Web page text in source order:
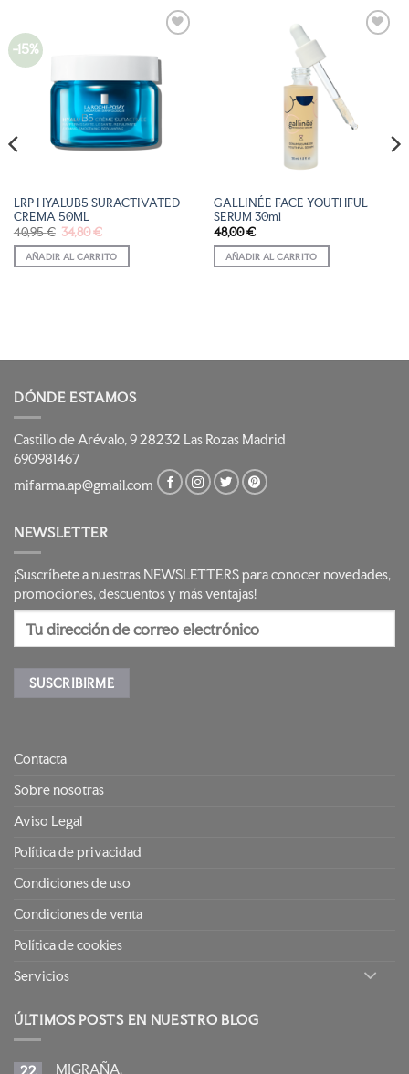
-15%
A LA
DE
LRP HYALUB5 SURACTIVATED
CREMA 50ML
40,95€ El
precio
original
era:
40,95 €.
34,80€El
actual
es:
34,80 €.
AÑADIR AL CARRITO
DESEOS
GALLINÉE FACE YOUTHFUL
SERUM 30ml
48,00€
AÑADIR AL CARRITO
DÓNDE ESTAMOS
Castillo de Arévalo, 9 28232 Las Rozas Madrid
690981467
mifarma.ap@gmail.com
NEWSLETTER
¡Suscríbete a nuestras NEWSLETTERS para conocer novedades,
promociones, descuentos y más ventajas!
Contacta
Sobre nosotras
Aviso Legal
Política de privacidad
Condiciones de uso
Condiciones de venta
Política de cookies
Servicios
ÚLTIMOS POSTS EN NUESTRO BLOG
MIGRAÑA.